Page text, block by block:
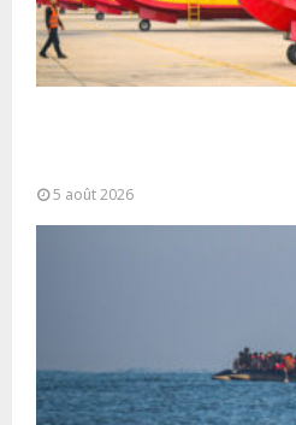
5 août 2026